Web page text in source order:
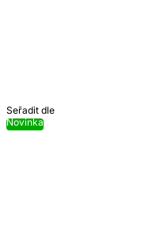
Seřadit dle
Novinka